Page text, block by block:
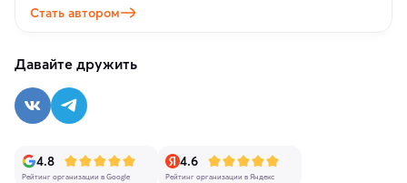
Стать автором
Давайте дружить
4.8
Рейтинг организации в Google
4.6
Рейтинг организации в Яндекс